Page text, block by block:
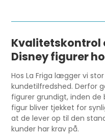
Kvalitetskontrol
Disney figurer
Hos La Friga lægger vi
kundetilfredshed. Derfor
figurer grundigt, inden de
figur bliver tjekket for
at de lever op til den
kunder har krav på.